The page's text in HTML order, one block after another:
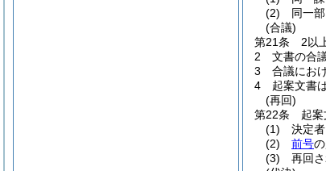
(2)
同一
(合議)
第21条
2以
2
文書の合
3
合議にお
4
起案文書
(再回)
第22条
起
(1)
決定
(2)
前号
(3)
再回